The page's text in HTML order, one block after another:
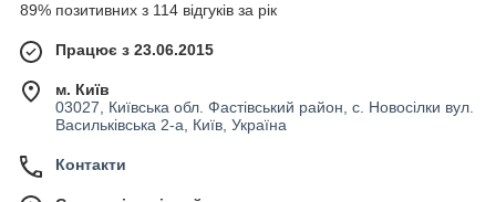
89% позитивних з 114 відгуків за рік
Працює з 23.06.2015
м. Київ
03027, Київська обл. Фастівський район, с. Новосілки вул.
Васильківська 2-а, Київ, Україна
Контакти